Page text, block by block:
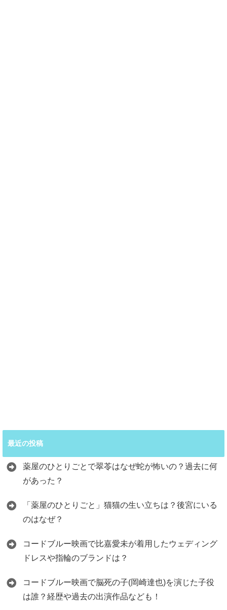
最近の投稿
薬屋のひとりごとで翠苓はなぜ蛇が怖いの？過去に何
があった？
「薬屋のひとりごと」猫猫の生い立ちは？後宮にいる
のはなぜ？
コードブルー映画で比嘉愛未が着用したウェディング
ドレスや指輪のブランドは？
コードブルー映画で脳死の子(岡崎達也)を演じた子役
は誰？経歴や過去の出演作品なども！